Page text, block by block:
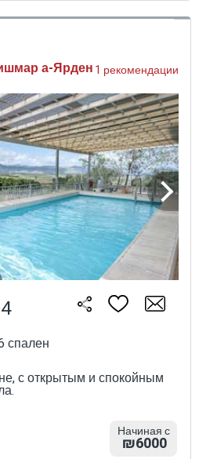
а-Ярден1 рекомендации
спален
с открытым и спокойным
Начиная с
₪6000